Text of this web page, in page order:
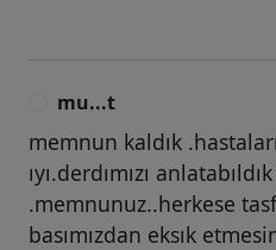
mu...t
memnun kaldık
ıyı.derdımızı
.memnunuz..herkese
basımızdan eksık